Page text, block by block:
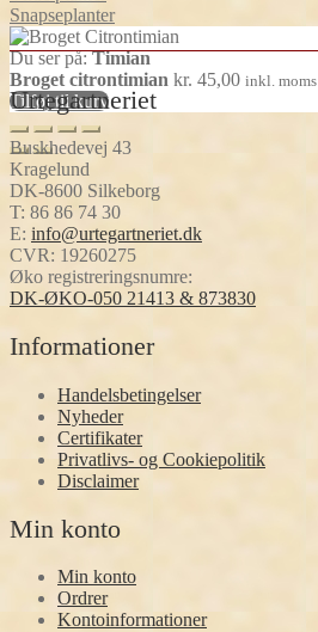
Snapseplanter
Urtegartneriet
Buskhedevej 43
Kragelund
DK-8600 Silkeborg
T: 86 86 74 30
E: info@urtegartneriet.dk
CVR: 19260275
Øko registreringsnumre:
DK-ØKO-050 21413 & 873830
Informationer
Handelsbetingelser
Nyheder
Certifikater
Privatlivs- og Cookiepolitik
Disclaimer
Min konto
Min konto
Ordrer
Kontoinformationer
Du ser på:Timian
Broget citrontimian kr. 45,00 inkl. moms
Tilføj til kurv